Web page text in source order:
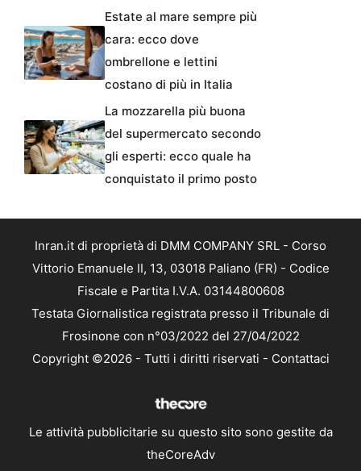
Estate al mare sempre più
cara: ecco dove
ombrellone e lettini
costano di più in Italia
La mozzarella più buona
del supermercato secondo
gli esperti: ecco quale ha
conquistato il primo posto
Inran.it di proprietà di DMM COMPANY SRL - Corso
Vittorio Emanuele II, 13, 03018 Paliano (FR) - Codice
Fiscale e Partita I.V.A. 03144800608
Testata Giornalistica registrata presso il Tribunale di
Frosinone con n°03/2022 del 27/04/2022
Copyright ©2026 - Tutti i diritti riservati - Contattaci
Le attività pubblicitarie su questo sito sono gestite da
theCoreAdv